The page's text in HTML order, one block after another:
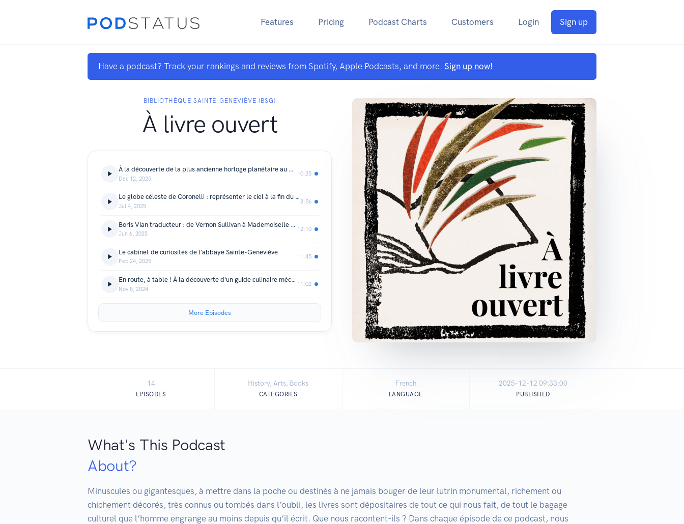
Features Pricing Podcast Charts Customers Login Sign up
Have a podcast? Track your rankings and reviews from Spotify, Apple Podcasts, and more. Sign up now!
BIBLIOTHÈQUE SAINTE-GENEVIÈVE (BSG)
À livre ouvert
À la découverte de la plus ancienne horloge planétaire au monde
Dec 12, 2025
10:25
Le globe céleste de Coronelli : représenter le ciel à la fin du XVIIe siècle
Jul 4, 2025
8:56
Boris Vian traducteur : de Vernon Sullivan à Mademoiselle Julie
Jun 6, 2025
12:10
Le cabinet de curiosités de l'abbaye Sainte-Geneviève
Feb 24, 2025
11:45
En route, à table ! À la découverte d'un guide culinaire méconnu des années 20
Nov 8, 2024
11:02
More Episodes
14
EPISODES
History, Arts, Books
CATEGORIES
French
LANGUAGE
2025-12-12 09:33:00
PUBLISHED
What's This Podcast
About?
Minuscules ou gigantesques, à mettre dans la poche ou destinés à ne jamais bouger de leur lutrin monumental, richement ou
chichement décorés, très connus ou tombés dans l’oubli, les livres sont dépositaires de tout ce qui nous fait, de tout le bagage
culturel que l’homme engrange au moins depuis qu’il écrit. Que nous racontent-ils ? Dans chaque épisode de ce podcast, nous